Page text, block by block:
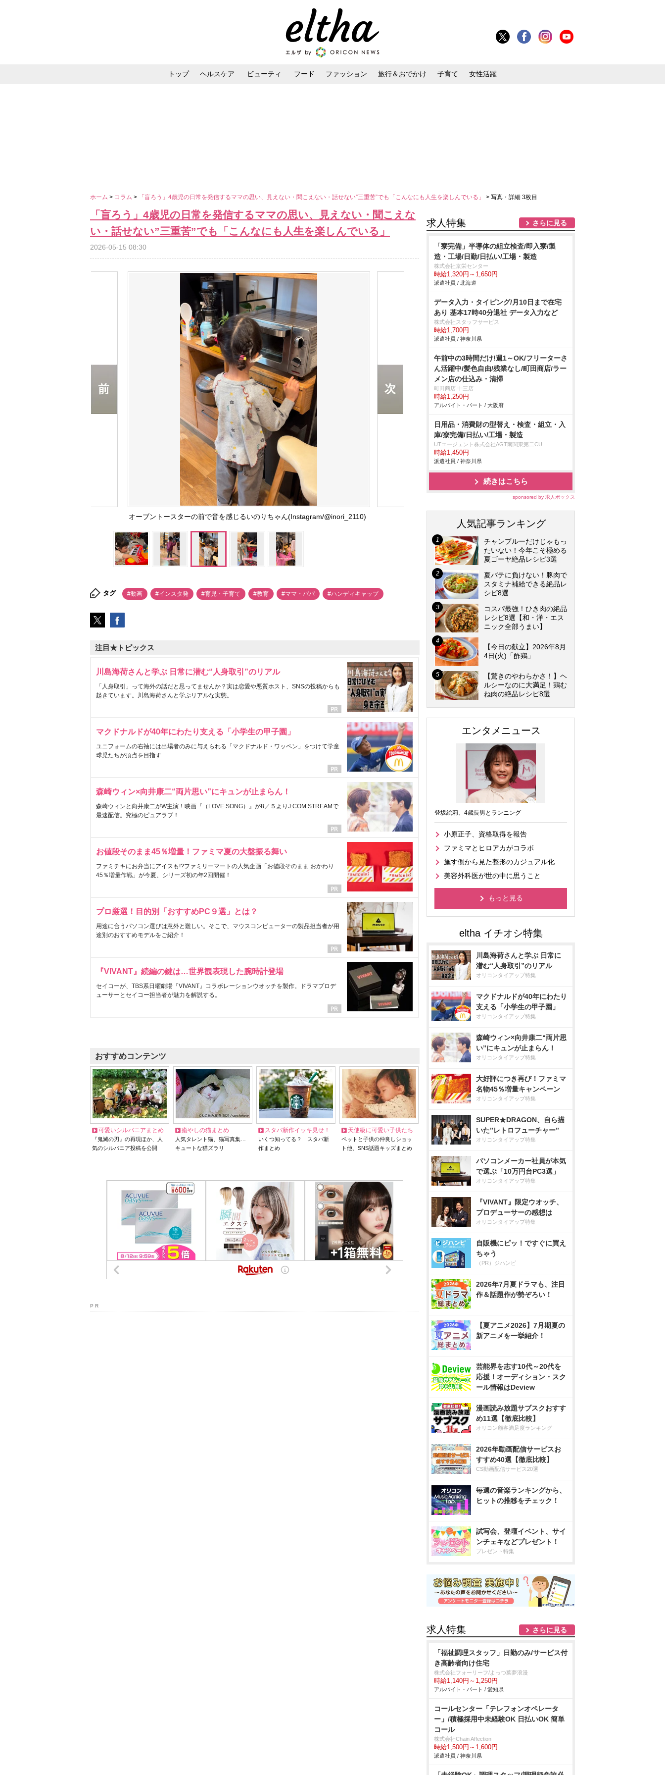
トップ ヘルスケア ビューティ フード ファッション 旅行＆おでかけ 子育て 女性活躍
ホーム > コラム > 「盲ろう」4歳児の日常を発信するママの思い、見えない・聞こえない・話せない”三重苦”でも「こんなにも人生を楽しんでいる」 > 写真・詳細 3枚目
「盲ろう」4歳児の日常を発信するママの思い、見えない・聞こえな
い・話せない”三重苦”でも「こんなにも人生を楽しんでいる」
2026-05-15 08:30
オーブントースターの前で音を感じるいのりちゃん(Instagram/@inori_2110)
タグ #動画 #インスタ発 #育児・子育て #教育 #ママ・パパ #ハンディキャップ
注目★トピックス
川島海荷さんと学ぶ 日常に潜む“人身取引”のリアル
「人身取引」って海外の話だと思ってませんか？実は恋愛や悪質ホスト、SNSの投稿からも
起きています。川島海荷さんと学ぶリアルな実態。
マクドナルドが40年にわたり支える「小学生の甲子園」
ユニフォームの右袖には出場者のみに与えられる「マクドナルド・ワッペン」をつけて学童
球児たちが頂点を目指す
森崎ウィン×向井康二“両片思い”にキュンが止まらん！
森崎ウィンと向井康二がW主演！映画『（LOVE SONG）』が8／５よりJ:COM STREAMで
最速配信。究極のピュアラブ！
お値段そのまま45％増量！ファミマ夏の大盤振る舞い
ファミチキにお弁当にアイスも!?ファミリーマートの人気企画「お値段そのまま おかわり
45％増量作戦」が今夏、シリーズ初の年2回開催！
プロ厳選！目的別「おすすめPC９選」とは？
用途に合うパソコン選びは意外と難しい。そこで、マウスコンピューターの製品担当者が用
途別のおすすめモデルをご紹介！
『VIVANT』続編の鍵は…世界観表現した腕時計登場
セイコーが、TBS系日曜劇場『VIVANT』コラボレーションウオッチを製作。ドラマプロデ
ューサーとセイコー担当者が魅力を解説する。
おすすめコンテンツ
可愛いシルバニアまとめ
『鬼滅の刃』の再現ほか、人
気のシルバニア投稿を公開
癒やしの猫まとめ
人気タレント猫、猫写真集…
キュートな猫ズラリ
スタバ新作イッキ見せ！
いくつ知ってる？ スタバ新
作まとめ
天使級に可愛い子供たち
ペットと子供の仲良しショッ
ト他、SNS話題キッズまとめ
P R
求人特集 さらに見る
「寮完備」半導体の組立検査/即入寮/製
造・工場/日勤/日払い/工場・製造
株式会社京栄センター
時給1,320円～1,650円
派遣社員 / 北海道
データ入力・タイピング/月10日まで在宅
あり 基本17時40分退社 データ入力など
株式会社スタッフサービス
時給1,700円
派遣社員 / 神奈川県
午前中の3時間だけ!週1～OK/フリーターさ
ん活躍中/髪色自由/残業なし/町田商店/ラー
メン店の仕込み・清掃
町田商店 十三店
時給1,250円
アルバイト・パート / 大阪府
日用品・消費財の型替え・検査・組立・入
庫/寮完備/日払い/工場・製造
UTエージェント株式会社AGT南関東第二CU
時給1,450円
派遣社員 / 神奈川県
続きはこちら
sponsored by 求人ボックス
人気記事ランキング
チャンプルーだけじゃもっ
たいない！今年こそ極める
夏ゴーヤ絶品レシピ3選
夏バテに負けない！豚肉で
スタミナ補給できる絶品レ
シピ8選
コスパ最強！ひき肉の絶品
レシピ8選【和・洋・エス
ニック全部うまい】
【今日の献立】2026年8月
4日(火)「酢鶏」
【驚きのやわらかさ！】ヘ
ルシーなのに大満足！鶏む
ね肉の絶品レシピ8選
エンタメニュース
登坂絵莉、4歳長男とランニング
小原正子、資格取得を報告
ファミマとヒロアカがコラボ
施す側から見た整形のカジュアル化
美容外科医が世の中に思うこと
もっと見る
川島海荷さんと学ぶ 日常に
潜む“人身取引”のリアル
オリコンタイアップ特集
マクドナルドが40年にわたり
支える「小学生の甲子園」
オリコンタイアップ特集
森崎ウィン×向井康二“両片思
い”にキュンが止まらん！
オリコンタイアップ特集
大好評につき再び！ファミマ
名物45％増量キャンペーン
オリコンタイアップ特集
SUPER★DRAGON、自ら描
いた”レトロフューチャー”
オリコンタイアップ特集
パソコンメーカー社員が本気
で選ぶ「10万円台PC3選」
オリコンタイアップ特集
『VIVANT』限定ウオッチ、
プロデューサーの感想は
オリコンタイアップ特集
自販機にピッ！ですぐに買え
ちゃう
（PR）ジハンピ
2026年7月夏ドラマも、注目
作＆話題作が勢ぞろい！
【夏アニメ2026】7月期夏の
新アニメを一挙紹介！
芸能界を志す10代～20代を
応援！オーディション・スク
ール情報はDeview
漫画読み放題サブスクおすす
め11選【徹底比較】
オリコン顧客満足度ランキング
2026年動画配信サービスお
すすめ40選【徹底比較】
CS動画配信サービス20選
毎週の音楽ランキングから、
ヒットの推移をチェック！
試写会、登壇イベント、サイ
ンチェキなどプレゼント！
プレゼント特集
求人特集 さらに見る
「福祉調理スタッフ」日勤のみ/サービス付
き高齢者向け住宅
株式会社フォーリーフ/よっつ葉夢浪漫
時給1,140円～1,250円
アルバイト・パート / 愛知県
コールセンター「テレフォンオペレータ
ー」/積極採用中未経験OK 日払いOK 簡単
コール
株式会社Chain Affection
時給1,500円～1,600円
派遣社員 / 神奈川県